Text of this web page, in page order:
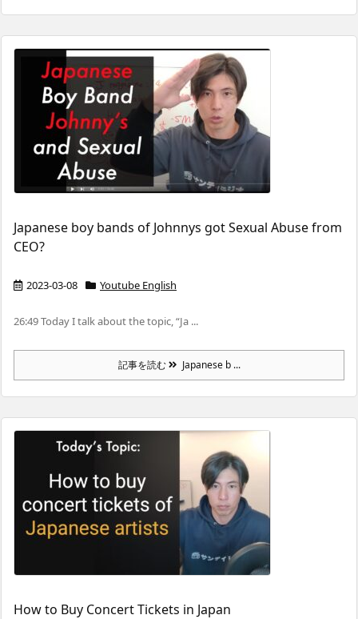
Japanese boy bands of Johnnys got Sexual Abuse from
CEO?
2023-03-08 Youtube English
26:49 Today I talk about the topic, “Ja ...
記事を読む Japanese b ...
How to Buy Concert Tickets in Japan